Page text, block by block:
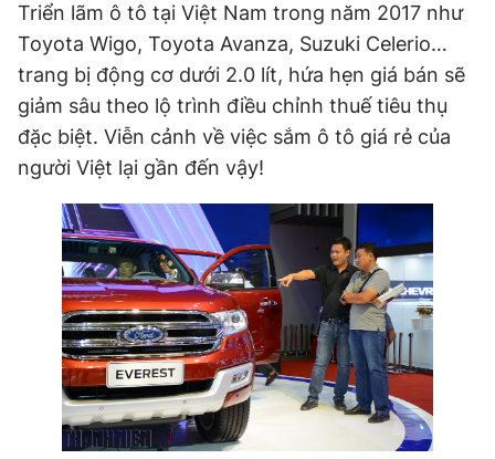
Triển lãm ô tô tại Việt Nam trong năm 2017 như
Toyota Wigo, Toyota Avanza, Suzuki Celerio…
trang bị động cơ dưới 2.0 lít, hứa hẹn giá bán sẽ
giảm sâu theo lộ trình điều chỉnh thuế tiêu thụ
đặc biệt. Viễn cảnh về việc sắm ô tô giá rẻ của
người Việt lại gần đến vậy!